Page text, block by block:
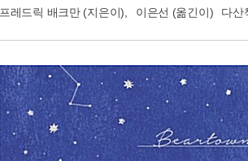
프레드릭 배크만(지은이), 이은선 (옮긴이) 다산